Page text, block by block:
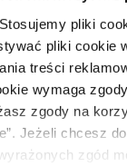
pliki
pliki cookie
treści
wymaga
zgody na
Jeżeli chcesz
zgód